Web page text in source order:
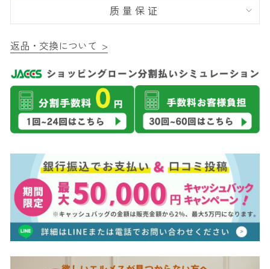
质量保证
返品・交換について >